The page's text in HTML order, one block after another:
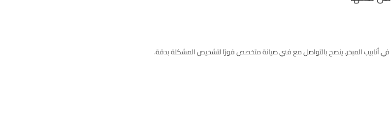
في أنابيب المبخر. ينصح بالتواصل مع فني صيانة متخصص فورًا لتشخيص المشكلة بدقة.